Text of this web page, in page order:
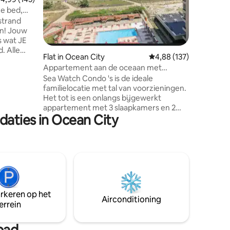
bed,
Jouw
wat JE
Alle
of
Flat in Ocean City Gemiddelde
4,88 (137)
Appartement aan de oceaan met
resortvoorzieningen 3 slaapkamers en 3
zwembaden
Sea Watch Condo 's is de ideale
familielocatie met tal van voorzieningen.
Het tot is een onlangs bijgewerkt
appartement met 3 slaapkamers en 2
badkamers voor 6 personen in 2
queensize bedden, 2
speeltuin, arcade, bioscoop, biljartkamer,
overdekt zwembad en buitenzwembad,
evenals een restaurant. Het
appartement heeft 24-uursbeveiliging
Zwembaden gesloten in het seizoen
in Ocean City
op het
Airconditioning